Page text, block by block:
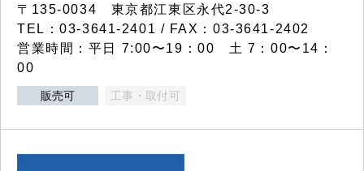
〒135-0034 東京都江東区永代2-30-3
TEL：03-3641-2401 / FAX：03-3641-2402
営業時間：平日 7:00〜19：00 土 7：00〜14：
00
販売可 工事・取付可